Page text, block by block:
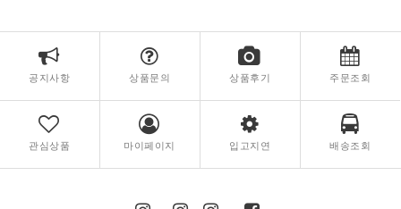
공지사항 상품문의 상품후기 주문조회
관심상품 마이페이지 입고지연 배송조회